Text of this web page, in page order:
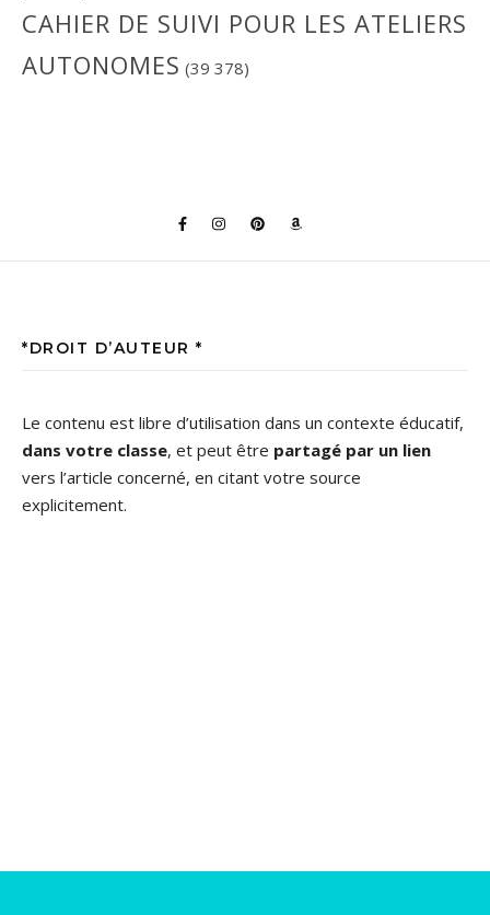
CAHIER DE SUIVI POUR LES ATELIERS
AUTONOMES (39 378)
*DROIT D’AUTEUR *
Le contenu est libre d’utilisation dans un contexte éducatif,
dans votre classe, et peut être partagé par un lien
vers l’article concerné, en citant votre source
explicitement.